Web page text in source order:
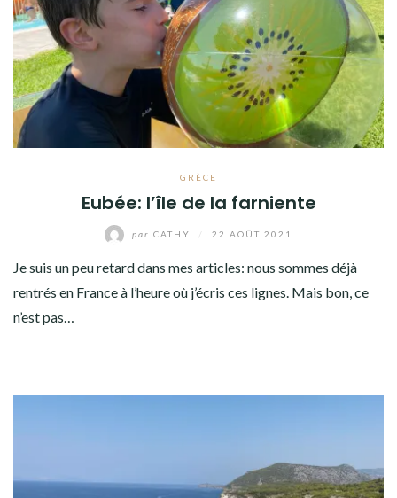
GRÈCE
Eubée: l’île de la farniente
par CATHY 22 AOÛT 2021
Je suis un peu retard dans mes articles: nous sommes déjà
rentrés en France à l’heure où j’écris ces lignes. Mais bon, ce
n’est pas…